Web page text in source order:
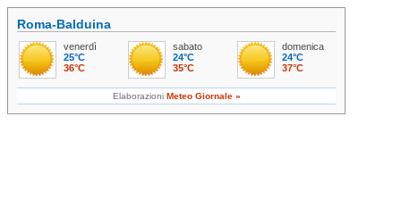
Roma-Balduina
venerdì
25°C
36°C
sabato
24°C
35°C
domenica
24°C
37°C
Elaborazioni Meteo Giornale »